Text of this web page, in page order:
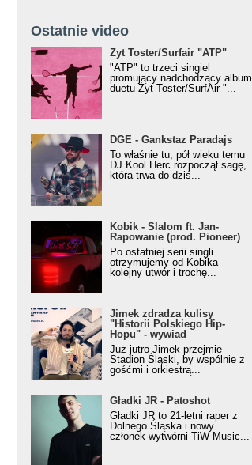
Ostatnie video
Żyt Toster/SurfAir - ATP VIDEO
Żyt Toster/Surfair "ATP"
"ATP" to trzeci singiel
promujący nadchodzący album
duetu Żyt Toster/SurfAir "...
donGURALesko z nagrodą za
Klasyczny/Trueschoolowy
Album Roku (Popkillery 2023)
DGE - Gankstaz Paradajs
To właśnie tu, pół wieku temu
DJ Kool Herc rozpoczął sagę,
która trwa do dziś...
Kobik - Slalom ft. Jan-
Rapowanie (prod. Pioneer)
[Official Music Visualiser]
Kobik - Slalom ft. Jan-
Rapowanie (prod. Pioneer)
Po ostatniej serii singli
otrzymujemy od Kobika
kolejny utwór i trochę...
Jimek zdradza kulisy "Historii
Polskiego Hip-Hopu" - wywiad
Jimek zdradza kulisy
"Historii Polskiego Hip-
Hopu" - wywiad
Już jutro Jimek przejmie
Stadion Śląski, by wspólnie z
gośćmi i orkiestrą...
Gładki JR - Patoshot
Gładki JR - Patoshot
Gładki JR to 21-letni raper z
Dolnego Śląska i nowy
członek wytwórni TiW Music...